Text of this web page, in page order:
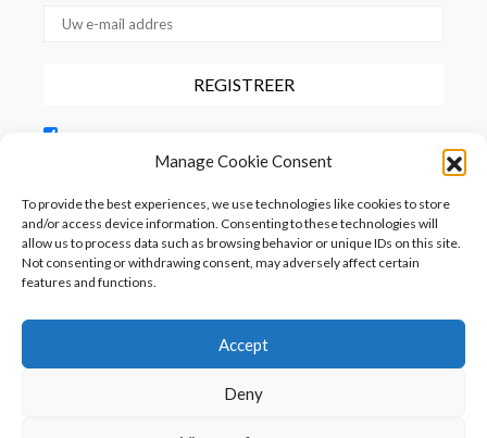
Manage Cookie Consent
To provide the best experiences, we use technologies like cookies to store
and/or access device information. Consenting to these technologies will
allow us to process data such as browsing behavior or unique IDs on this site.
Not consenting or withdrawing consent, may adversely affect certain
features and functions.
Accept
Deny
gebruiksvoorwaarden met betrekking tot de opslag van de via dit
formulier verstrekte gegevens hebt gelezen en hiermee akkoord
PureLiving